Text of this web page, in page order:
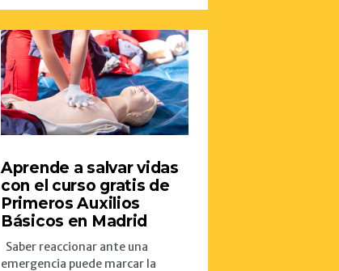
Aprende a salvar vidas
con el curso gratis de
Primeros Auxilios
Básicos en Madrid
Saber reaccionar ante una
emergencia puede marcar la